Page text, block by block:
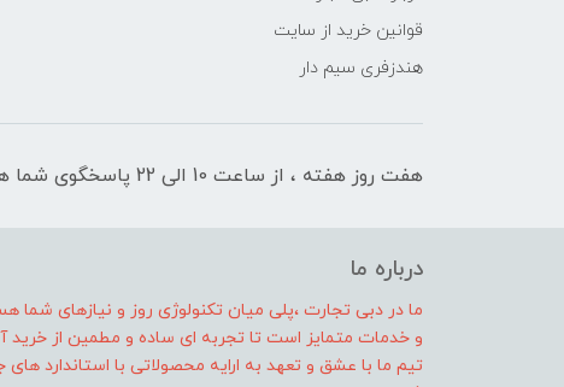
قوانین خرید از سایت
هندزفری سیم دار
هفت روز هفته ، از ساعت 10 الی 22 پاسخگوی شما هستیم
درباره ما
ما در دبی تجارت ،پلی میان تکنولوژی روز و نیازهای
و خدمات متمایز است تا تجربه ای ساده و مطمین از خرید
تیم ما با عشق و تعهد به ارایه محصولاتی با استاندارد